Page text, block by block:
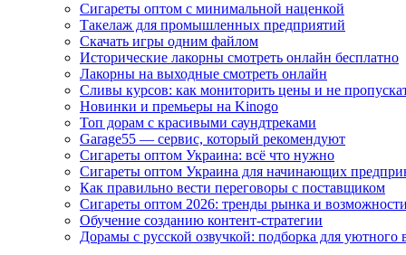
Сигареты оптом с минимальной наценкой
Такелаж для промышленных предприятий
Скачать игры одним файлом
Исторические лакорны смотреть онлайн бесплатно
Лакорны на выходные смотреть онлайн
Сливы курсов: как мониторить цены и не
Новинки и премьеры на Kinogo
Топ дорам с красивыми саундтреками
Garage55 — сервис, который рекомендуют
Сигареты оптом Украина: всё что нужно
Сигареты оптом Украина для начинающих
Как правильно вести переговоры с поставщиком
Сигареты оптом 2026: тренды рынка и возможности
Обучение созданию контент-стратегии
Дорамы с русской озвучкой: подборка для уютного